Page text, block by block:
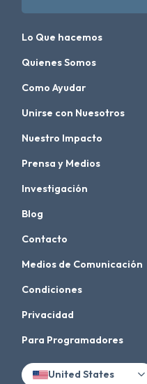
Lo Que hacemos
Quienes Somos
Como Ayudar
Unirse con Nuesotros
Nuestro Impacto
Prensa y Medios
Investigación
Blog
Contacto
Medios de Comunicación
Condiciones
Privacidad
Para Programadores
United States